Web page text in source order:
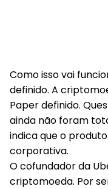
Como isso vai
definido. A
Paper definido.
ainda não foram
indica que o
corporativa.
O cofundador da
criptomoeda. Por